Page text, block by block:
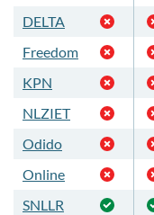
DELTA
Freedom
KPN
NLZIET
Odido
Online
SNLLR